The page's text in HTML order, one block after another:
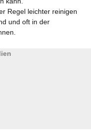
Regel leichter reinigen
und oft in der